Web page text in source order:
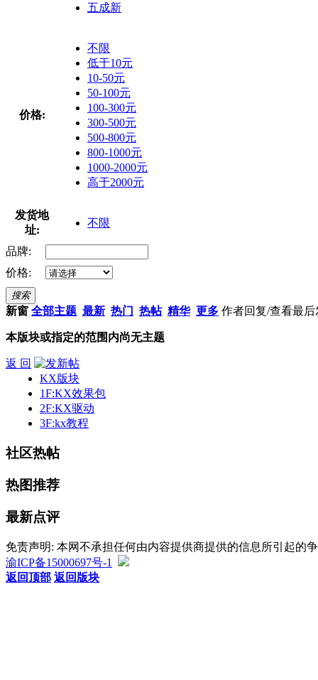
五成新
价格:
不限
低于10元
10-50元
50-100元
100-300元
300-500元
500-800元
800-1000元
1000-2000元
高于2000元
发货地
址:
不限
品牌:
价格:
搜索
新窗 全部主题 最新 热门 热帖 精华 更多 作者回复/查看最后
本版块或指定的范围内尚无主题
返 回
KX版块
1F:KX效果包
2F:KX驱动
3F:kx教程
社区热帖
热图推荐
最新点评
免责声明: 本网不承担任何由内容提供商提供的信息所引起的
渝ICP备15000697号-1
返回顶部 返回版块